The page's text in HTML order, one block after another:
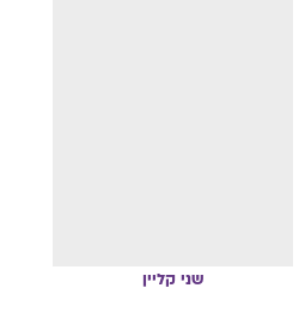
שני קליין